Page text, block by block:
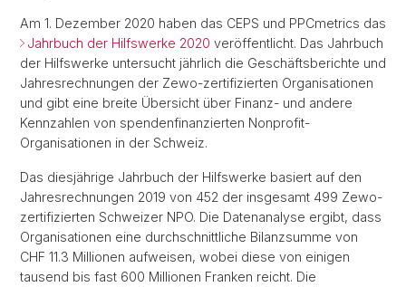
Am 1. Dezember 2020 haben das CEPS und PPCmetrics das
Jahrbuch der Hilfswerke 2020 veröffentlicht. Das Jahrbuch
der Hilfswerke untersucht jährlich die Geschäftsberichte und
Jahresrechnungen der Zewo-zertifizierten Organisationen
und gibt eine breite Übersicht über Finanz- und andere
Kennzahlen von spendenfinanzierten Nonprofit-
Organisationen in der Schweiz.
Das diesjährige Jahrbuch der Hilfswerke basiert auf den
Jahresrechnungen 2019 von 452 der insgesamt 499 Zewo-
zertifizierten Schweizer NPO. Die Datenanalyse ergibt, dass
Organisationen eine durchschnittliche Bilanzsumme von
CHF 11.3 Millionen aufweisen, wobei diese von einigen
tausend bis fast 600 Millionen Franken reicht. Die